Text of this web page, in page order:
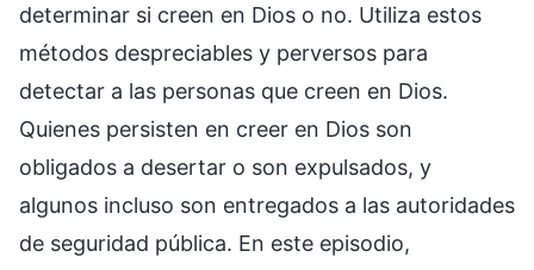
determinar si creen en Dios o no. Utiliza estos
métodos despreciables y perversos para
detectar a las personas que creen en Dios.
Quienes persisten en creer en Dios son
obligados a desertar o son expulsados, y
algunos incluso son entregados a las autoridades
de seguridad pública. En este episodio,